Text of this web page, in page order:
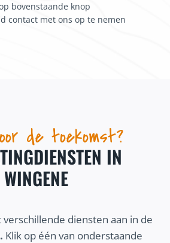
bovenstaande knop
contact met ons op te nemen
de toekomst?
IN
WINGENE
diensten aan in de
Klik op één van onderstaande